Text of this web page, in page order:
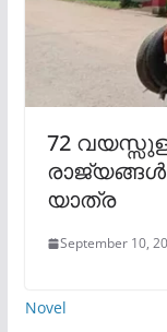
72
രാജ്യങ്ങള്‍
യാത്ര
September 10,
Novel